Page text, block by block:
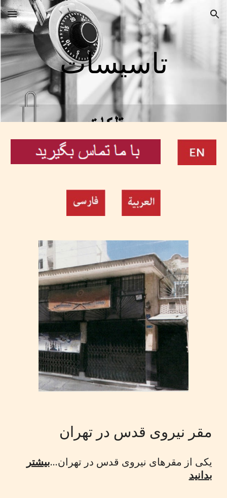
Skip to main content Skip to navigation
تاسیسات
مقر نیروی قدس در تهران
یکی از مقرهای نیروی قدس در تهران...بیشتر
بدانید